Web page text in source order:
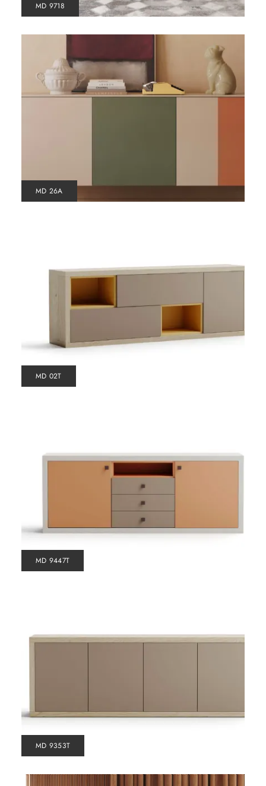
MD 9718
MD 26A
MD 02T
MD 9447T
MD 9353T